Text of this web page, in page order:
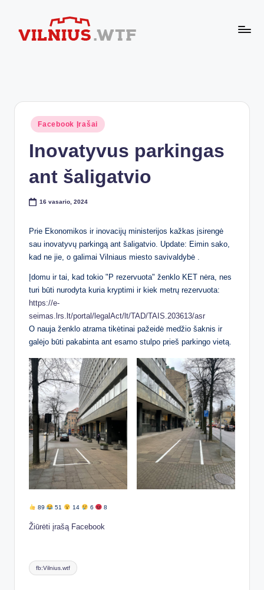
Ibuto
durimis
Posted
in
Facebook Įrašai
Inovatyvus parkingas
ant šaligatvio
16 vasario, 2024
Prie Ekonomikos ir inovacijų ministerijos kažkas įsirengė
sau inovatyvų parkingą ant šaligatvio. Update: Eimin sako,
kad ne jie, o galimai Vilniaus miesto savivaldybė .
Įdomu ir tai, kad tokio "P rezervuota" ženklo KET nėra, nes
turi būti nurodyta kuria kryptimi ir kiek metrų rezervuota:
https://e-
seimas.lrs.lt/portal/legalAct/lt/TAD/TAIS.203613/asr
O nauja ženklo atrama tikėtinai pažeidė medžio šaknis ir
galėjo būti pakabinta ant esamo stulpo prieš parkingo vietą.
89 51 14 6 8
Žiūrėti įrašą Facebook
Tags:
fb:Vilnius.wtf